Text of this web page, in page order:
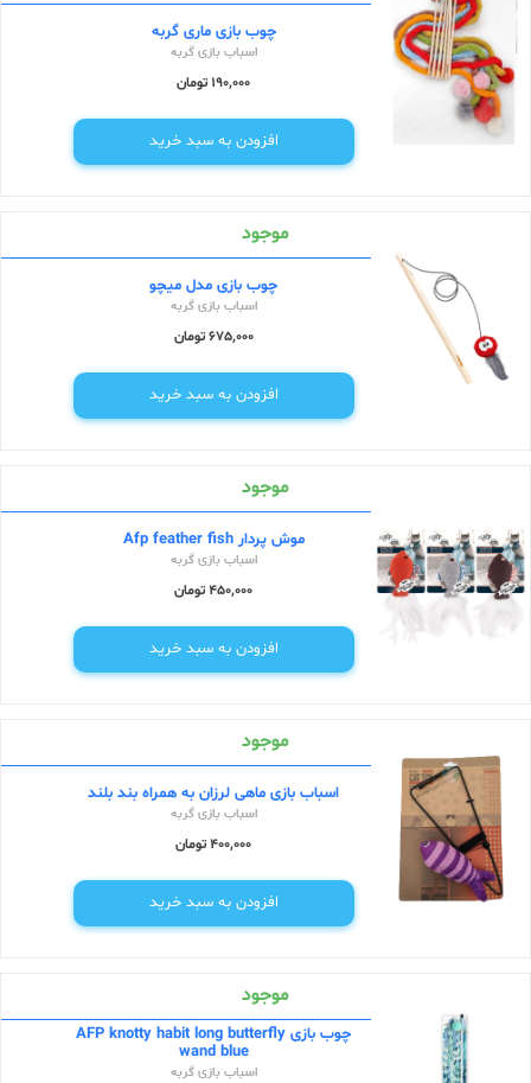
چوب بازی ماری گربه
اسباب بازی گربه
190,000 تومان
افزودن به سبد خرید
موجود
چوب بازی مدل میچو
اسباب بازی گربه
675,000 تومان
افزودن به سبد خرید
موجود
موش پردار Afp feather fish
اسباب بازی گربه
450,000 تومان
افزودن به سبد خرید
موجود
اسباب بازی ماهی لرزان به همراه بند بلند
اسباب بازی گربه
400,000 تومان
افزودن به سبد خرید
موجود
چوب بازی AFP knotty habit long butterfly
wand blue
اسباب بازی گربه